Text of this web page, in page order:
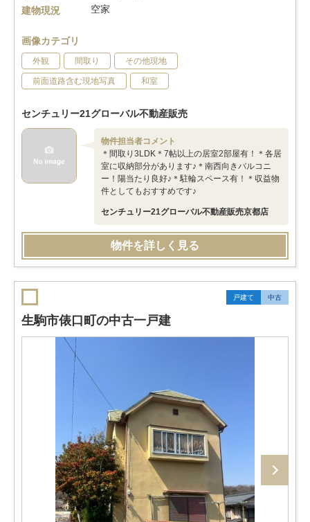
建物現況
空家
画像カテゴリ
外観 間取り その他現地
前面道路含む現地写真 和室
センチュリー21グローバル不動産販売
物件担当者コメント
＊間取り3LDK＊7帖以上の居室2部屋有！＊各居
室に収納部分があります♪＊南西向きバルコニ
ー！陽当たり良好♪＊駐輪スペース有！＊収益物
件としてもおすすめです♪
センチュリー21グローバル不動産販売京都店
物件を詳しく見る
戸建て 中古
生駒市俵口町の中古一戸建